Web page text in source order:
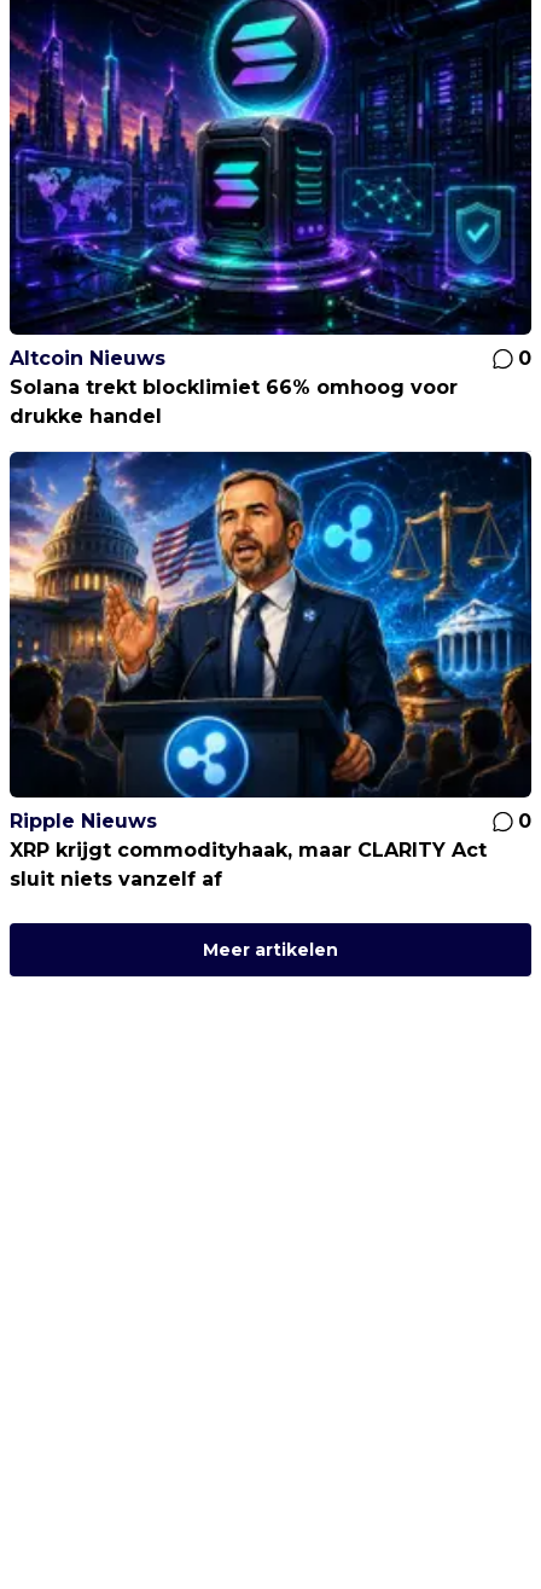
Altcoin Nieuws
0
Solana trekt blocklimiet 66% omhoog voor
drukke handel
Ripple Nieuws
0
XRP krijgt commodityhaak, maar CLARITY Act
sluit niets vanzelf af
Meer artikelen